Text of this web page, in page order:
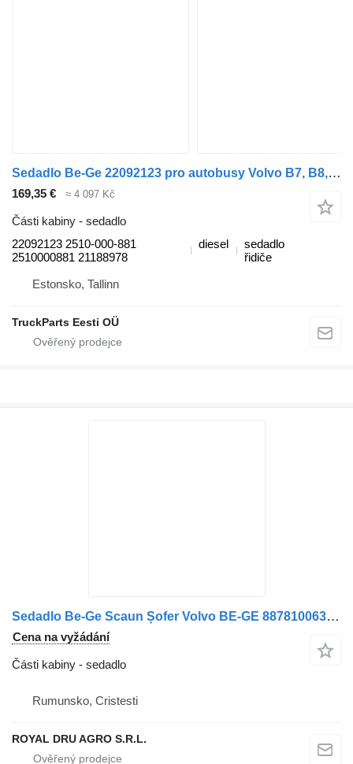
Sedadlo Be-Ge 22092123 pro autobusy Volvo B7, B8, B9, B12 bus (2005-)
169,35 € ≈ 4 097 Kč
Části kabiny - sedadlo
22092123 2510-000-881
2510000881 21188978
diesel
sedadlo
řidiče
Estonsko, Tallinn
TruckParts Eesti OÜ
Sedadlo Be-Ge Scaun Șofer Volvo BE-GE 88781006346-8878100-6346-40 pro nákladní auta
Cena na vyžádání
Části kabiny - sedadlo
Rumunsko, Cristesti
ROYAL DRU AGRO S.R.L.